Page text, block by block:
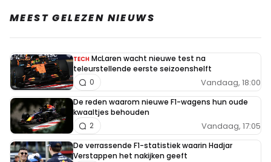
MEEST GELEZEN NIEUWS
TECH McLaren wacht nieuwe test na
teleurstellende eerste seizoenshelft
Vandaag, 18:00
0
De reden waarom nieuwe F1-wagens hun oude
kwaaltjes behouden
Vandaag, 17:05
2
De verrassende F1-statistiek waarin Hadjar
Verstappen het nakijken geeft